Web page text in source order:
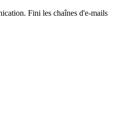
Fini les chaînes d'e-mails